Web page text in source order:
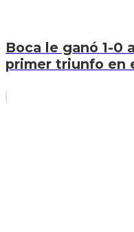
Boca le ganó 1-0
primer triunfo en